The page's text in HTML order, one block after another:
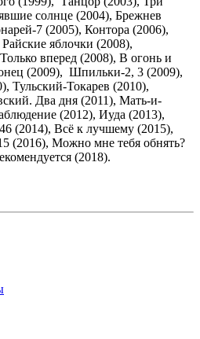
солнце (2004), Брежнев
7 (2005), Контора (2006),
яблочки (2008),
вперед (2008), В огонь и
(2009), Шпильки-2, 3 (2009),
Тульский-Токарев (2010),
Два дня (2011), Мать-и-
(2012), Иуда (2013),
(2014), Всё к лучшему (2015),
(2016), Можно мне тебя обнять?
(2018).